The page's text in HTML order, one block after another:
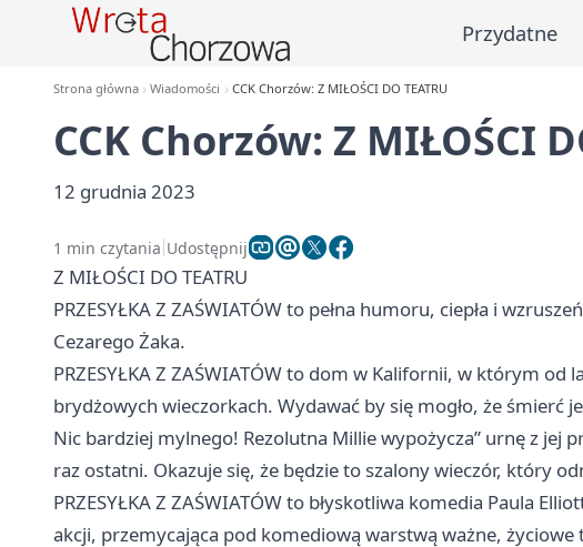
Przydatne
Strona główna Wiadomości CCK Chorzów: Z MIŁOŚCI DO TEATRU
CCK Chorzów: Z MIŁOŚCI
12 grudnia 2023
1 min czytania Udostępnij
Z MIŁOŚCI DO TEATRU
PRZESYŁKA Z ZAŚWIATÓW to pełna humoru, ciepła i
Cezarego Żaka.
PRZESYŁKA Z ZAŚWIATÓW to dom w Kalifornii, w którym od
brydżowych wieczorkach. Wydawać by się mogło, że śmierć
Nic bardziej mylnego! Rezolutna Millie wypożycza” urnę z jej
raz ostatni. Okazuje się, że będzie to szalony wieczór, który
PRZESYŁKA Z ZAŚWIATÓW to błyskotliwa komedia Paula
akcji, przemycająca pod komediową warstwą ważne, życiowe